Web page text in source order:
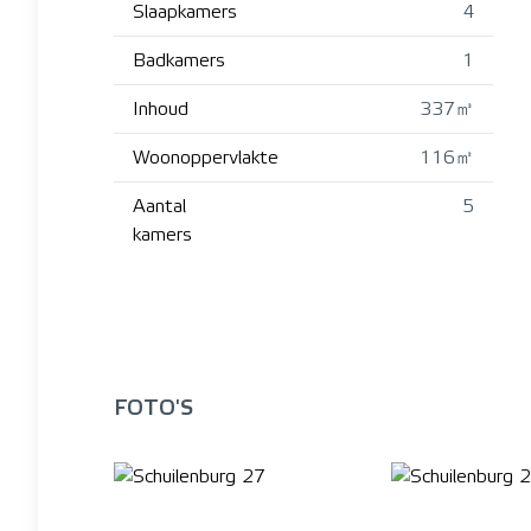
Slaapkamers 4
Badkamers 1
Inhoud 337㎥
Woonoppervlakte 116㎡
Aantal
kamers
5
FOTO'S